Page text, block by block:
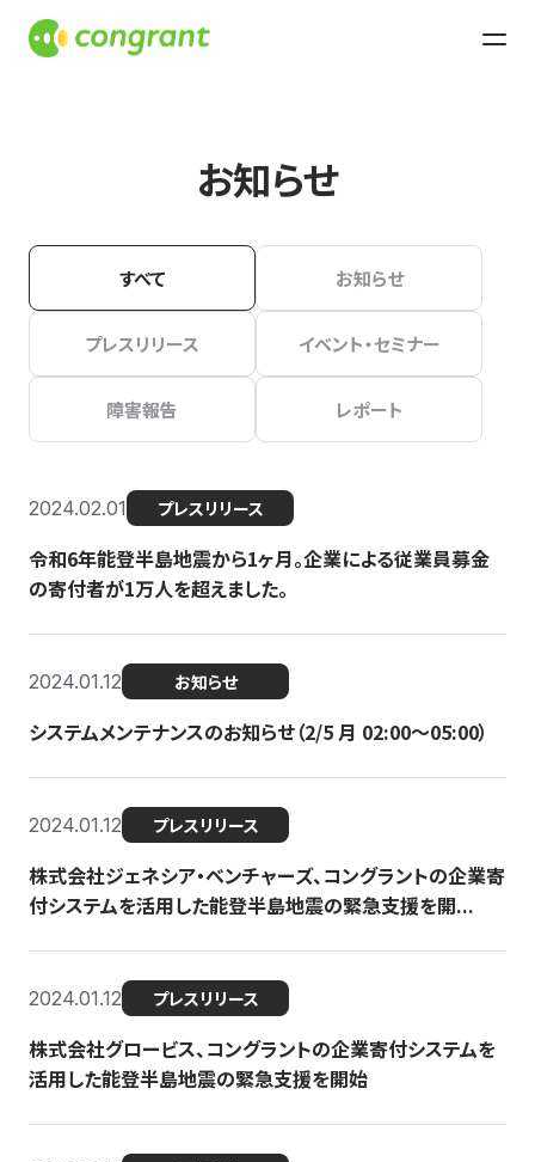
お知らせ
すべて お知らせ
プレスリリース イベント・セミナー
障害報告 レポート
2024.02.01 プレスリリース
令和6年能登半島地震から1ヶ月。企業による従業員募金
の寄付者が1万人を超えました。
2024.01.12 お知らせ
システムメンテナンスのお知らせ（2/5 月 02:00〜05:00）
2024.01.12 プレスリリース
株式会社ジェネシア・ベンチャーズ、コングラントの企業寄
付システムを活用した能登半島地震の緊急支援を開...
2024.01.12 プレスリリース
株式会社グロービス、コングラントの企業寄付システムを
活用した能登半島地震の緊急支援を開始